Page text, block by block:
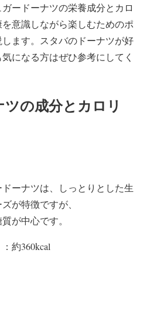
ードーナツの栄養成分とカロ
意識しながら楽しむためのポ
ます。スタバのドーナツが好
になる方はぜひ参考にしてく
の成分とカロリ
ーナツは、しっとりとした生
が特徴ですが、
が中心です。
約360kcal